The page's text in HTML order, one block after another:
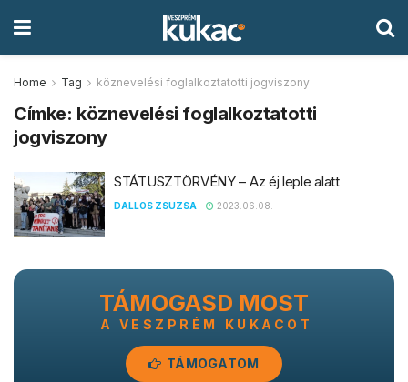
Home Tag köznevelési foglalkoztatotti jogviszony
Címke: köznevelési foglalkoztatotti
jogviszony
STÁTUSZTÖRVÉNY – Az éj leple alatt
DALLOS ZSUZSA 2023.06.08.
TÁMOGASD MOST
A VESZPRÉM KUKACOT
TÁMOGATOM